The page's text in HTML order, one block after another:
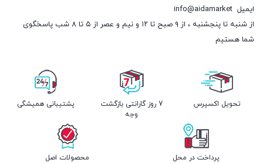
ایمیل info@aidamarket
از شنبه تا پنجشنبه ، از ۹ صبح تا ۱۲ و نیم و عصر از ۵ تا ۸ شب پاسخگوی
شما هستیم
تحویل اکسپرس
7 روز گارانتی بازگشت
وجه
پشتیبانی همیشگی
پرداخت در محل محصولات اصل